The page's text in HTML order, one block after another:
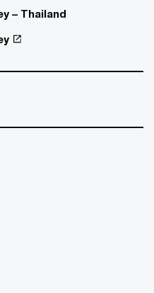
– Thailand